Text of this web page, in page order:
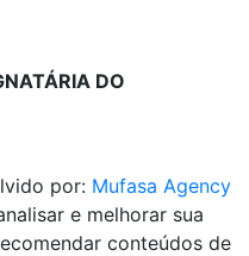
DO
por: Mufasa Agency
e melhorar sua
conteúdos de